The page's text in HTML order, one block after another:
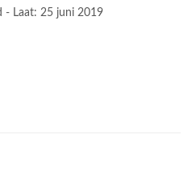
- Laat: 25 juni 2019